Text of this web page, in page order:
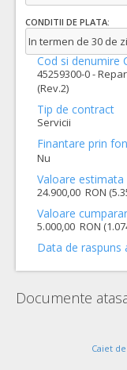
CONDITII DE PLATA:
In termen de 30 de
Cod si denumire
45259300-0 -
(Rev.2)
Tip de contract
Servicii
Finantare prin
Nu
Valoare estimata
24.900,00 RON
Valoare
5.000,00 RON
Data de raspuns
Documente
Caiet